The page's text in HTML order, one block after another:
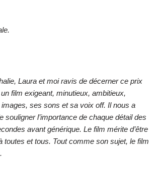
Laura et moi ravis de décerner ce prix
film exigeant, minutieux, ambitieux,
ses sons et sa voix off. Il nous a
souligner l’importance de chaque détail des
avant générique. Le film mérite d’être
toutes et tous. Tout comme son sujet, le film